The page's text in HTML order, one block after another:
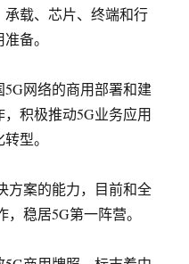
载、芯片、终端和行
备。
网络的商用部署和建
积极推动5G业务应用
型。
方案的能力，目前和全
稳居5G第一阵营。